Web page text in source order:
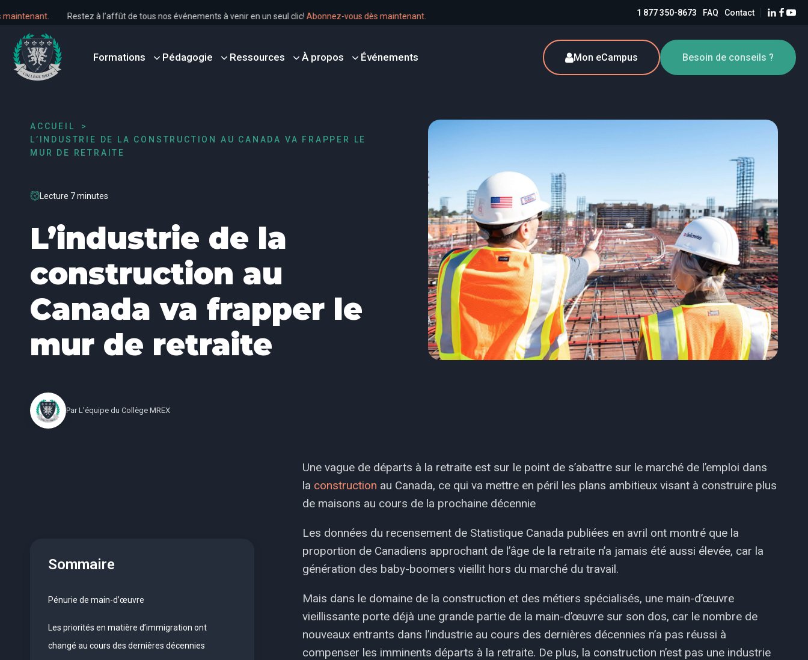
dès maintenant. Restez à l’affût de tous nos événements à venir en un seul clic!Abonnez-vous dès maintenant 1 877 350-8673 FAQ Contact
Formations Pédagogie Ressources À propos Événements Mon eCampus Besoin de conseils ?
ACCUEIL
L’INDUSTRIE DE LA CONSTRUCTION AU CANADA VA FRAPPER LE
MUR DE RETRAITE
Lecture 7 minutes
L’industrie de la
construction au
Canada va frapper le
mur de retraite
Par L'équipe du Collège MREX
Sommaire
Pénurie de main-d’œuvre
Les priorités en matière d’immigration ont
changé au cours des dernières décennies
Une vague de départs à la retraite est sur le point de s’abattre sur le marché de l’emploi dans
la construction au Canada, ce qui va mettre en péril les plans ambitieux visant à construire plus
de maisons au cours de la prochaine décennie
Les données du recensement de Statistique Canada publiées en avril ont montré que la
proportion de Canadiens approchant de l’âge de la retraite n’a jamais été aussi élevée, car la
génération des baby-boomers vieillit hors du marché du travail.
Mais dans le domaine de la construction et des métiers spécialisés, une main-d’œuvre
vieillissante porte déjà une grande partie de la main-d’œuvre sur son dos, car le nombre de
nouveaux entrants dans l’industrie au cours des dernières décennies n’a pas réussi à
compenser les imminents départs à la retraite. De plus, la construction n’est pas une industrie